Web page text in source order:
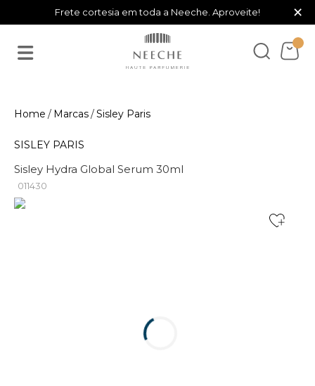
Frete cortesia em toda a Neeche. Aproveite! ×
Marcas Sisley Paris
SISLEY PARIS
Sisley Hydra Global Serum 30ml
011430